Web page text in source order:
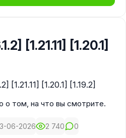
[1.21.11] [1.20.1]
о том, на что вы смотрите.
06-2026 2 740 0